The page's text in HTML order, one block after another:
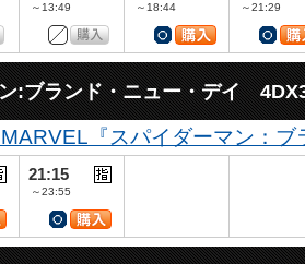
～13:49 ～18:44 ～21:29
:ブランド・ニュー・デイ
『スパイダーマン：
21:15
～23:55